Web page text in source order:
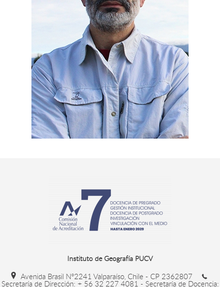
Instituto de Geografía PUCV
Avenida Brasil N°2241 Valparaíso, Chile - CP 2362807
Secretaría de Dirección: + 56 32 227 4081 - Secretaría de Docencia: